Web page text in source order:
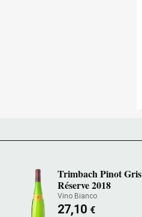
Trimbach Pinot Gris
Réserve 2018
Vino Bianco
27,10 €